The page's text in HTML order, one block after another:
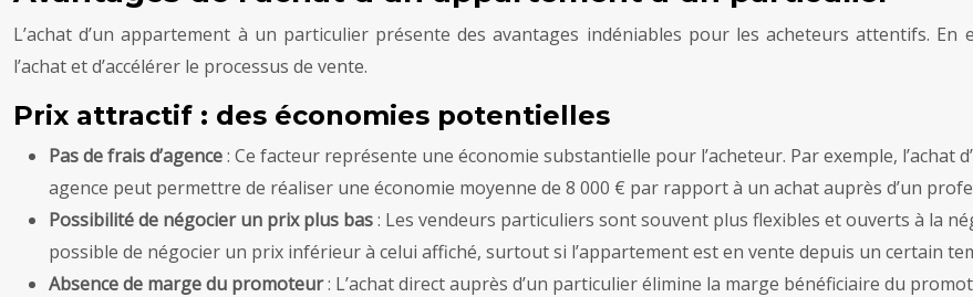
L’achat d’un appartement à un particulier présente des avantages indéniables pour les acheteurs attentifs.
l’achat et d’accélérer le processus de vente.
Prix attractif : des économies potentielles
Pas de frais d’agence: Ce facteur représente une économie substantielle pour l’acheteur. Par exemple, l’achat
agence peut permettre de réaliser une économie moyenne de 8 000 € par rapport à un achat auprès d’un
Possibilité de négocier un prix plus bas: Les vendeurs particuliers sont souvent plus flexibles et ouverts à la
possible de négocier un prix inférieur à celui affiché, surtout si l’appartement est en vente depuis un certain
Absence de marge du promoteur: L’achat direct auprès d’un particulier élimine la marge bénéficiaire du